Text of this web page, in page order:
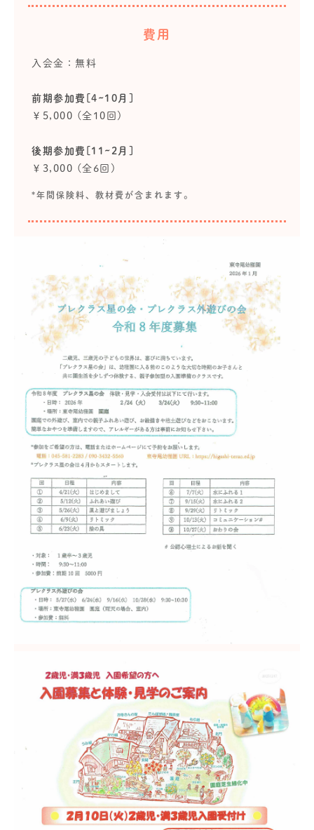
費用
入会金：無料
前期参加費[4~10月]
￥5,000 (全10回)
後期参加費[11~2月]
￥3,000 (全6回)
*年間保険料、教材費が含まれます。